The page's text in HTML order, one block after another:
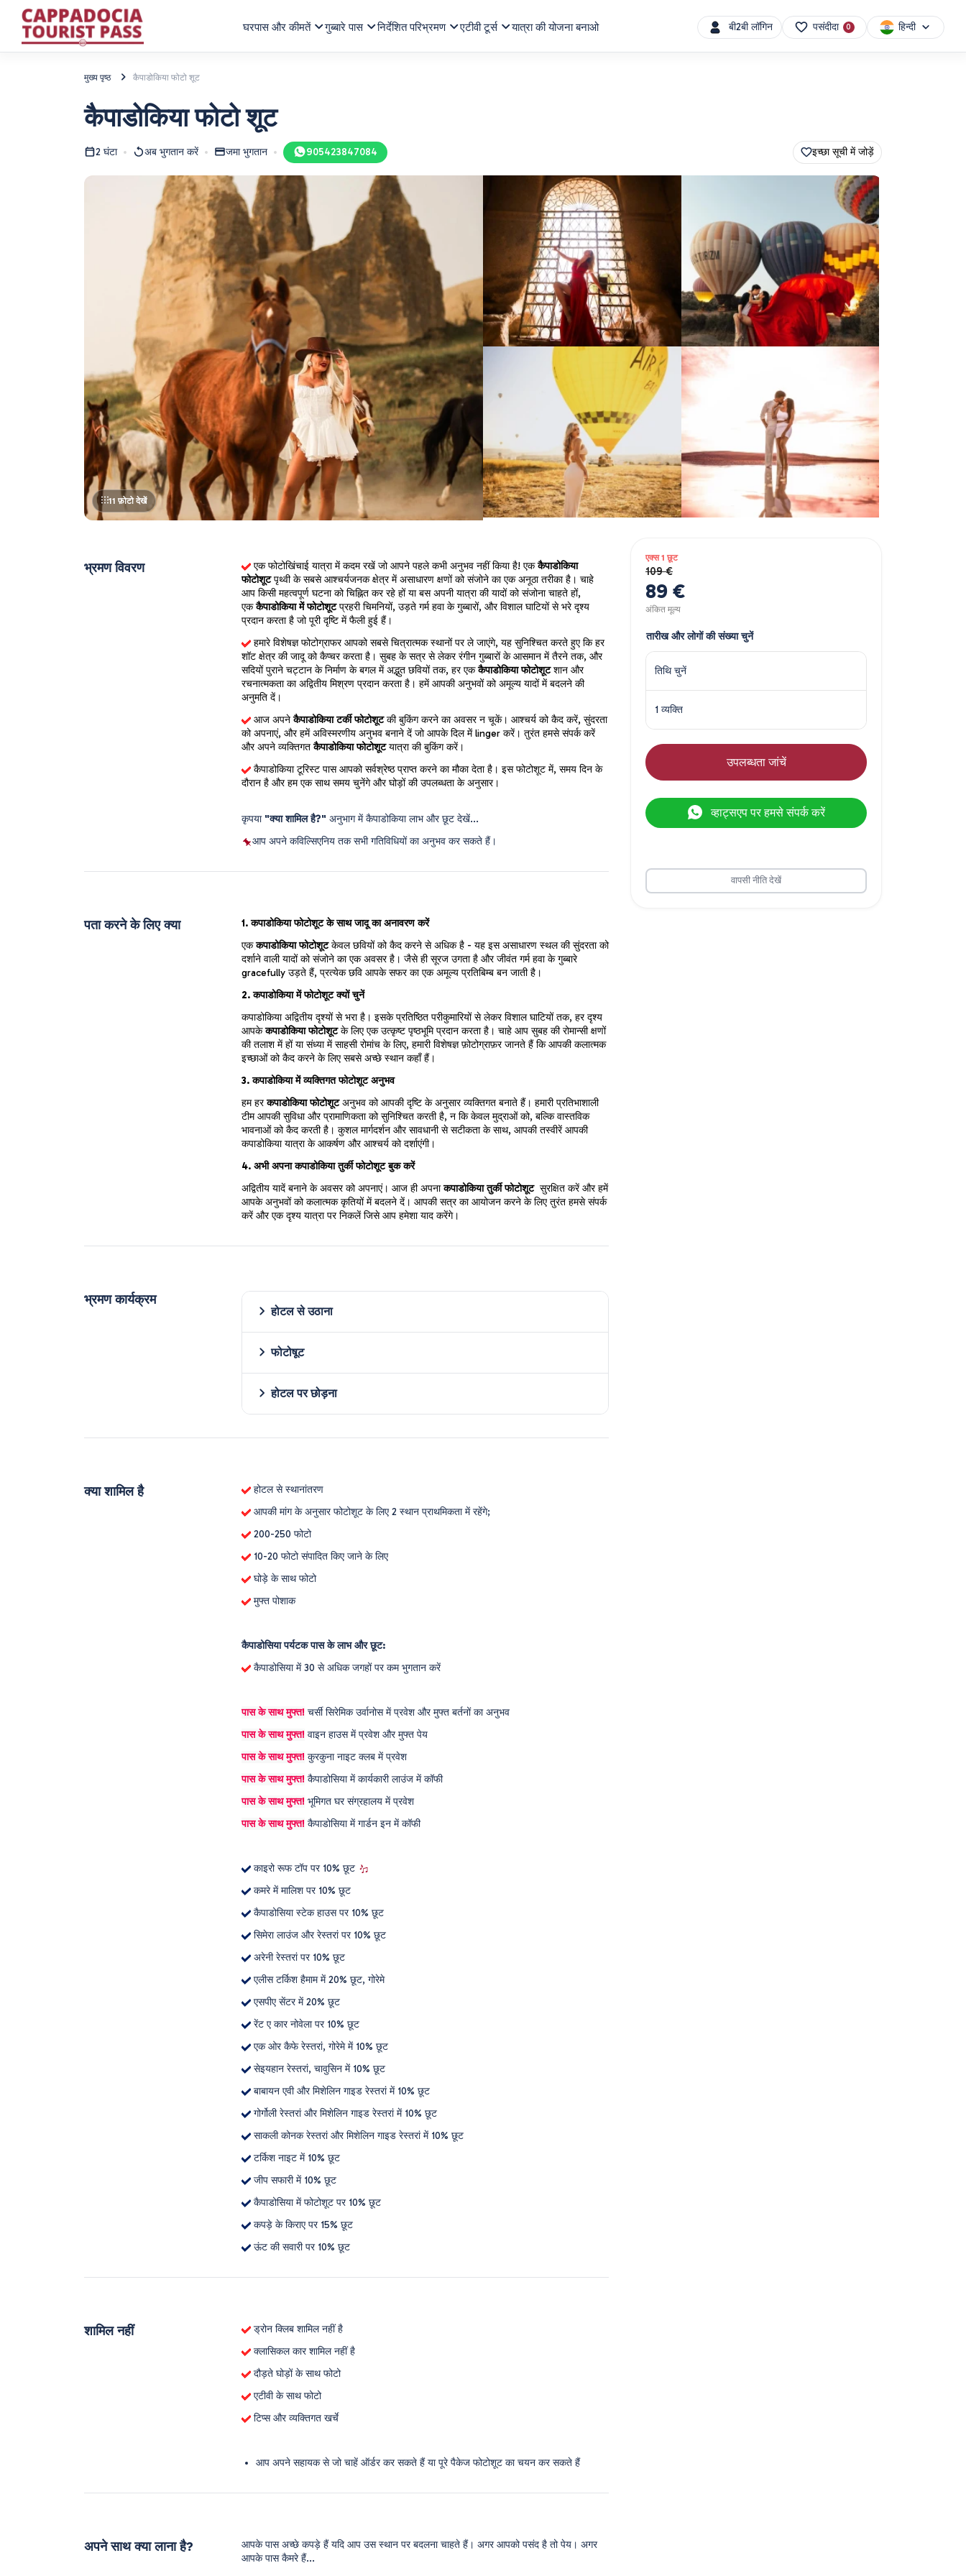
घरपास और कीमतें गुब्बारे पास निर्देशित परिभ्रमण एटीवी टूर्स यात्रा की योजना बनाओ बी2बी लॉगिन पसंदीदा 0 हिन्दी
मुख्य पृष्ठ कैपाडोकिया फोटो शूट
कैपाडोकिया फोटो शूट
2 घंटा अब भुगतान करें जमा भुगतान 905423847084 इच्छा सूची में जोड़ें
11 फ़ोटो देखें
भ्रमण विवरण एक फोटोखिंचाई यात्रा में कदम रखें जो आपने पहले कभी अनुभव नहीं किया है! एक कैपाडोकिया
फोटोशूट पृथ्वी के सबसे आश्चर्यजनक क्षेत्र में असाधारण क्षणों को संजोने का एक अनूठा तरीका है। चाहे
आप किसी महत्वपूर्ण घटना को चिह्नित कर रहे हों या बस अपनी यात्रा की यादों को संजोना चाहते हों,
एक कैपाडोकिया में फोटोशूट प्रहरी चिमनियों, उड़ते गर्म हवा के गुब्बारों, और विशाल घाटियों से भरे दृश्य
प्रदान करता है जो पूरी दृष्टि में फैली हुई हैं।
हमारे विशेषज्ञ फोटोग्राफर आपको सबसे चित्रात्मक स्थानों पर ले जाएंगे, यह सुनिश्चित करते हुए कि हर
शॉट क्षेत्र की जादू को कैप्चर करता है। सुबह के सत्र से लेकर रंगीन गुब्बारों के आसमान में तैरने तक, और
सदियों पुराने चट्टान के निर्माण के बगल में अद्भुत छवियों तक, हर एक कैपाडोकिया फोटोशूट शान और
रचनात्मकता का अद्वितीय मिश्रण प्रदान करता है। हमें आपकी अनुभवों को अमूल्य यादों में बदलने की
अनुमति दें।
आज अपने कैपाडोकिया टर्की फोटोशूट की बुकिंग करने का अवसर न चूकें। आश्चर्य को कैद करें, सुंदरता
को अपनाएं, और हमें अविस्मरणीय अनुभव बनाने दें जो आपके दिल में linger करें। तुरंत हमसे संपर्क करें
और अपने व्यक्तिगत कैपाडोकिया फोटोशूट यात्रा की बुकिंग करें।
कैपाडोकिया टूरिस्ट पास आपको सर्वश्रेष्ठ प्राप्त करने का मौका देता है। इस फोटोशूट में, समय दिन के
दौरान है और हम एक साथ समय चुनेंगे और घोड़ों की उपलब्धता के अनुसार।
कृपया "क्या शामिल है?" अनुभाग में कैपाडोकिया लाभ और छूट देखें...
आप अपने कविल्सिएनिय तक सभी गतिविधियों का अनुभव कर सकते हैं।
पता करने के लिए क्या
1. कपाडोकिया फोटोशूट के साथ जादू का अनावरण करें
एककपाडोकिया फोटोशूटकेवल छवियों को कैद करने से अधिक है - यह इस असाधारण स्थल की सुंदरता को
दर्शाने वाली यादों को संजोने का एक अवसर है। जैसे ही सूरज उगता है और जीवंत गर्म हवा के गुब्बारे
gracefully उड़ते हैं, प्रत्येक छवि आपके सफर का एक अमूल्य प्रतिबिम्ब बन जाती है।
2. कपाडोकिया में फोटोशूट क्यों चुनें
कपाडोकिया अद्वितीय दृश्यों से भरा है। इसके प्रतिष्ठित परीकुमारियों से लेकर विशाल घाटियों तक, हर दृश्य
आपकेकपाडोकिया फोटोशूटके लिए एक उत्कृष्ट पृष्ठभूमि प्रदान करता है। चाहे आप सुबह की रोमान्सी क्षणों
की तलाश में हों या संध्या में साहसी रोमांच के लिए, हमारी विशेषज्ञ फ़ोटोग्राफ़र जानते हैं कि आपकी कलात्मक
इच्छाओं को कैद करने के लिए सबसे अच्छे स्थान कहाँ हैं।
3. कपाडोकिया में व्यक्तिगत फोटोशूट अनुभव
हम हरकपाडोकिया फोटोशूटअनुभव को आपकी दृष्टि के अनुसार व्यक्तिगत बनाते हैं। हमारी प्रतिभाशाली
टीम आपकी सुविधा और प्रामाणिकता को सुनिश्चित करती है, न कि केवल मुद्राओं को, बल्कि वास्तविक
भावनाओं को कैद करती है। कुशल मार्गदर्शन और सावधानी से सटीकता के साथ, आपकी तस्वीरें आपकी
कपाडोकिया यात्रा के आकर्षण और आश्चर्य को दर्शाएंगी।
4. अभी अपना कपाडोकिया तुर्की फोटोशूट बुक करें
अद्वितीय यादें बनाने के अवसर को अपनाएं। आज ही अपनाकपाडोकिया तुर्की फोटोशूटसुरक्षित करें और हमें
आपके अनुभवों को कलात्मक कृतियों में बदलने दें। आपकी सत्र का आयोजन करने के लिए तुरंत हमसे संपर्क
करें और एक दृश्य यात्रा पर निकलें जिसे आप हमेशा याद करेंगे।
भ्रमण कार्यक्रम
होटल से उठाना
फोटोषूट
होटल पर छोड़ना
क्या शामिल है
होटल से स्थानांतरण
आपकी मांग के अनुसार फोटोशूट के लिए 2 स्थान प्राथमिकता में रहेंगे;
200-250 फोटो
10-20 फोटो संपादित किए जाने के लिए
घोड़े के साथ फोटो
मुफ्त पोशाक
कैपाडोसिया पर्यटक पास के लाभ और छूट:
कैपाडोसिया में 30 से अधिक जगहों पर कम भुगतान करें
पास के साथ मुफ्त! चर्सी सिरेमिक उर्वानोस में प्रवेश और मुफ्त बर्तनों का अनुभव
पास के साथ मुफ्त! वाइन हाउस में प्रवेश और मुफ्त पेय
पास के साथ मुफ्त! कुरकुना नाइट क्लब में प्रवेश
पास के साथ मुफ्त! कैपाडोसिया में कार्यकारी लाउंज में कॉफी
पास के साथ मुफ्त! भूमिगत घर संग्रहालय में प्रवेश
पास के साथ मुफ्त! कैपाडोसिया में गार्डन इन में कॉफी
काइरो रूफ टॉप पर 10% छूट
कमरे में मालिश पर 10% छूट
कैपाडोसिया स्टेक हाउस पर 10% छूट
सिमेरा लाउंज और रेस्तरां पर 10% छूट
अरेनी रेस्तरां पर 10% छूट
एलीस टर्किश हैमाम में 20% छूट, गोरेमे
एसपीए सेंटर में 20% छूट
रेंट ए कार नोवेला पर 10% छूट
एक ओर कैफे रेस्तरां, गोरेमे में 10% छूट
सेइयहान रेस्तरां, चावुसिन में 10% छूट
बाबायन एवी और मिशेलिन गाइड रेस्तरां में 10% छूट
गोर्गोली रेस्तरां और मिशेलिन गाइड रेस्तरां में 10% छूट
साकली कोनक रेस्तरां और मिशेलिन गाइड रेस्तरां में 10% छूट
टर्किश नाइट में 10% छूट
जीप सफारी में 10% छूट
कैपाडोसिया में फोटोशूट पर 10% छूट
कपड़े के किराए पर 15% छूट
ऊंट की सवारी पर 10% छूट
शामिल नहीं
ड्रोन क्लिब शामिल नहीं है
क्लासिकल कार शामिल नहीं है
दौड़ते घोड़ों के साथ फोटो
एटीवी के साथ फोटो
टिप्स और व्यक्तिगत खर्चे
आप अपने सहायक से जो चाहें ऑर्डर कर सकते हैं या पूरे पैकेज फोटोशूट का चयन कर सकते हैं
अपने साथ क्या लाना है?
आपके पास अच्छे कपड़े हैं यदि आप उस स्थान पर बदलना चाहते हैं। अगर आपको पसंद है तो पेय। अगर
आपके पास कैमरे हैं...
एक्स 1 छूट
109 €
89 €
अंकित मूल्य
तारीख और लोगों की संख्या चुनें
तिथि चुनें
1 व्यक्ति
उपलब्धता जांचें
व्हाट्सएप पर हमसे संपर्क करें
वापसी नीति देखें